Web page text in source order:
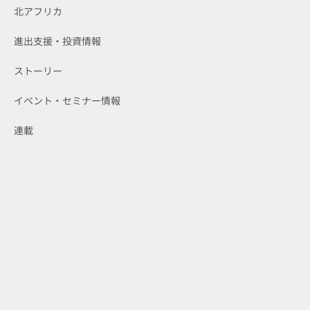
北アフリカ
進出支援・投資情報
ストーリー
イベント・セミナー情報
連載